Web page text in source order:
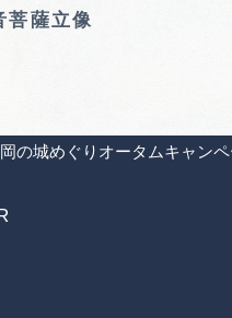
の城めぐりオータムキャン
菩薩立像